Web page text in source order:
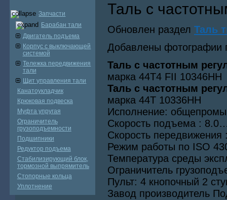
Запчасти
Барабан тали
Двигатель подъема
Корпус с выключающей
системой
Тележка передвижения
тали
Щит управления тали
Канатоукладчик
Крюковая подвеска
Муфта упругая
Ограничитель
грузоподъемности
Подшипники
Редуктор подъема
Стабилизирующий блок,
тормозной выпрямитель
Стопорные кольца
Уплотнение
Таль с
Обновлен раздел Таль
Добавлены фотографии
Таль с частотным
марка 44Т4 FII 10346НН
Таль с частотным
марка 44Т 10336НН
Исполнение:
Скорость подъема :
Скорость
Режим работы по ISO
Температура среды
Ограничитель
Пульт: 4 кнопочный 2
Завод производитель